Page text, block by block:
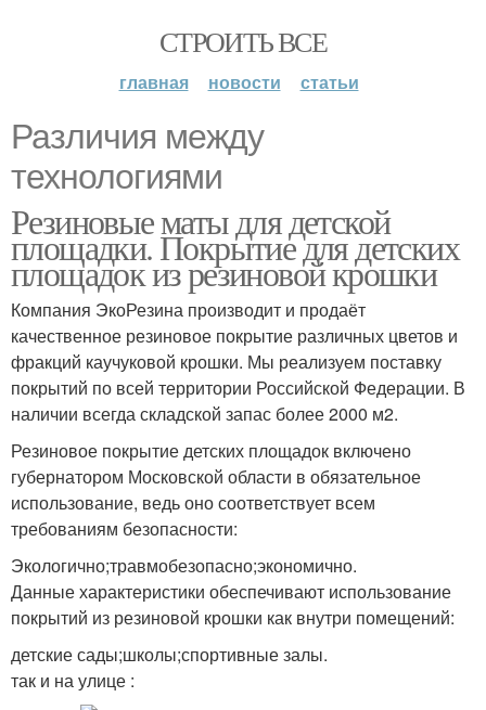
СТРОИТЬ ВСЕ
главная новости статьи
Различия между
технологиями
Резиновые маты для детской
площадки. Покрытие для детских
площадок из резиновой крошки
Компания ЭкоРезина производит и продаёт
качественное резиновое покрытие различных цветов и
фракций каучуковой крошки. Мы реализуем поставку
покрытий по всей территории Российской Федерации. В
наличии всегда складской запас более 2000 м2.
Резиновое покрытие детских площадок включено
губернатором Московской области в обязательное
использование, ведь оно соответствует всем
требованиям безопасности:
Экологично;травмобезопасно;экономично.
Данные характеристики обеспечивают использование
покрытий из резиновой крошки как внутри помещений:
детские сады;школы;спортивные залы.
так и на улице :